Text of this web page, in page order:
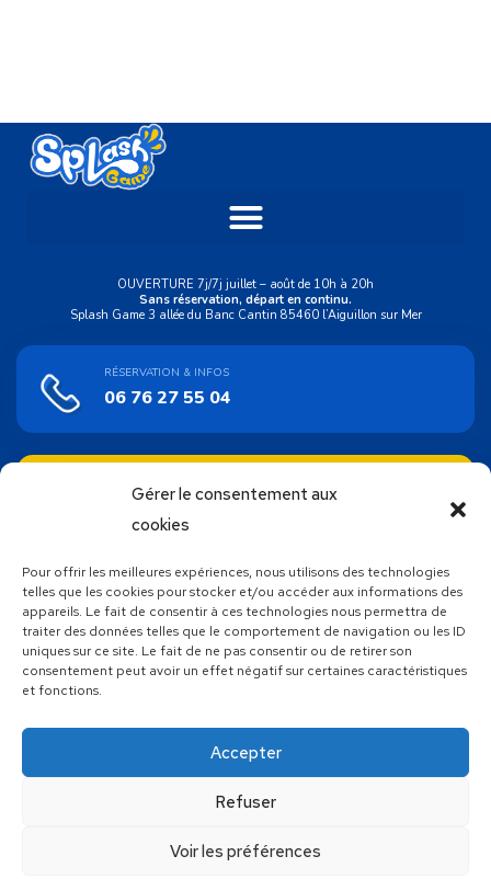
Gérer le consentement aux
cookies
Pour offrir les meilleures expériences, nous utilisons des technologies
telles que les cookies pour stocker et/ou accéder aux informations des
appareils. Le fait de consentir à ces technologies nous permettra de
traiter des données telles que le comportement de navigation ou les ID
uniques sur ce site. Le fait de ne pas consentir ou de retirer son
consentement peut avoir un effet négatif sur certaines caractéristiques
et fonctions.
Accepter
Refuser
Voir les préférences
OUVERTURE 7j/7j juillet – août de 10h à 20h
Sans réservation, départ en continu.
Splash Game 3 allée du Banc Cantin 85460 l’Aiguillon sur Mer
RÉSERVATION & INFOS
06 76 27 55 04
ACHAT EN LIGNE
Bons cadeaux
SUIVEZ NOUS !
Découvrez toutes les autres activités proposées par Atlantic
Vendée
en Vendée par